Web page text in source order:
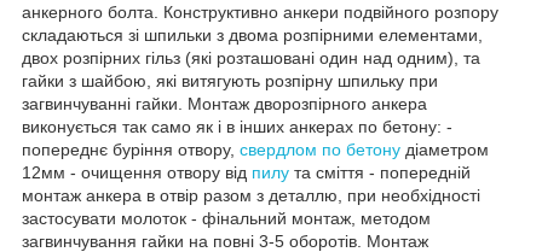
анкерного болта. Конструктивно анкери подвійного розпору
складаються зі шпильки з двома розпірними елементами,
двох розпірних гільз (які розташовані один над одним), та
гайки з шайбою, які витягують розпірну шпильку при
загвинчуванні гайки. Монтаж дворозпірного анкера
виконується так само як і в інших анкерах по бетону: -
попереднє буріння отвору, свердлом по бетону діаметром
12мм - очищення отвору від пилу та сміття - попередній
монтаж анкера в отвір разом з деталлю, при необхідності
застосувати молоток - фінальний монтаж, методом
загвинчування гайки на повні 3-5 оборотів. Монтаж